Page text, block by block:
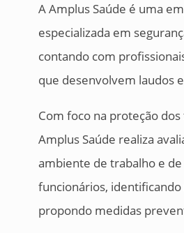
A Amplus Saúde é uma
especializada em
contando com
que desenvolvem laudos
Com foco na proteção
Amplus Saúde realiza
ambiente de trabalho e
funcionários, identificando
propondo medidas